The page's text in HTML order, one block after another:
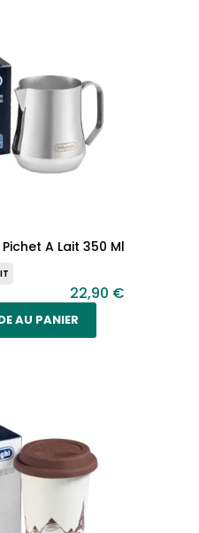
A Lait 350 Ml
22,90 €
AU PANIER